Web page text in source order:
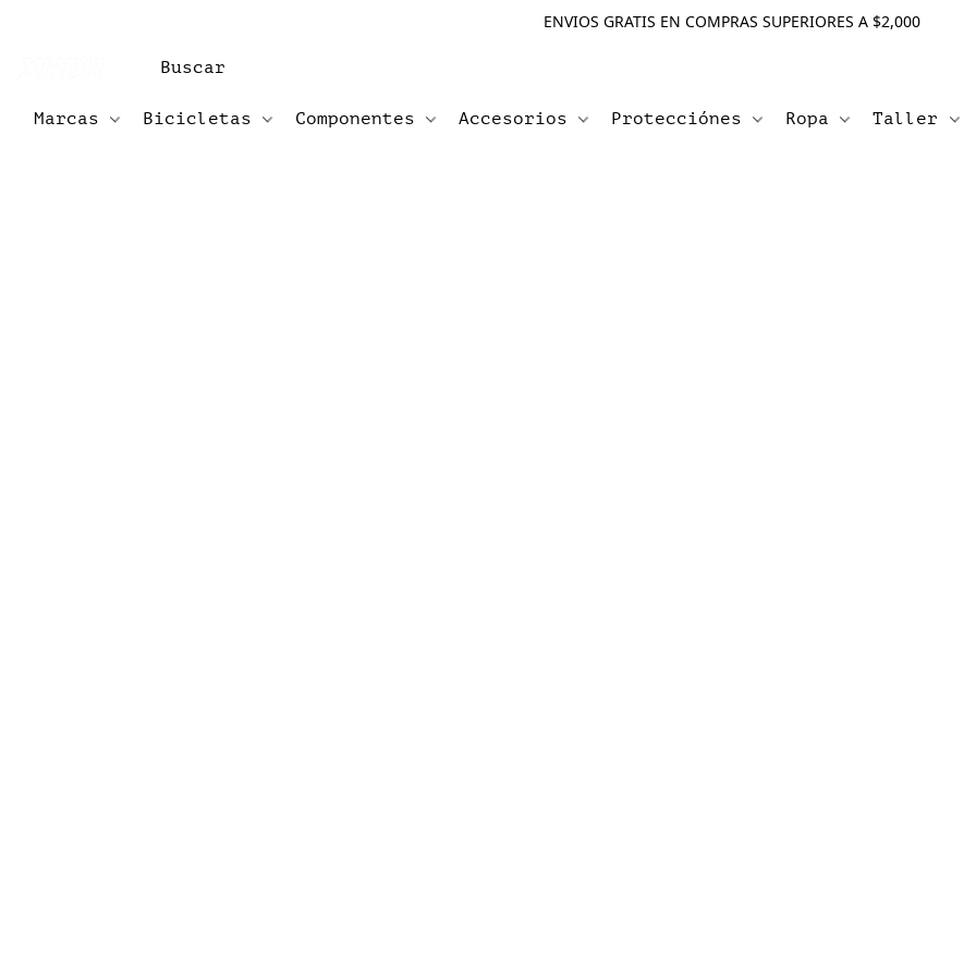
ENVIOS GRATIS EN COMPRAS SUPERIORES A $2,000
Marcas Bicicletas Componentes Accesorios Protecciónes Ropa Taller